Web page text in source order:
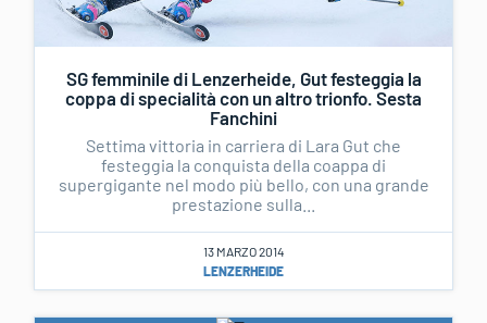
SG femminile di Lenzerheide, Gut festeggia la
coppa di specialità con un altro trionfo. Sesta
Fanchini
Settima vittoria in carriera di Lara Gut che
festeggia la conquista della coappa di
supergigante nel modo più bello, con una grande
prestazione sulla...
13 MARZO 2014
LENZERHEIDE